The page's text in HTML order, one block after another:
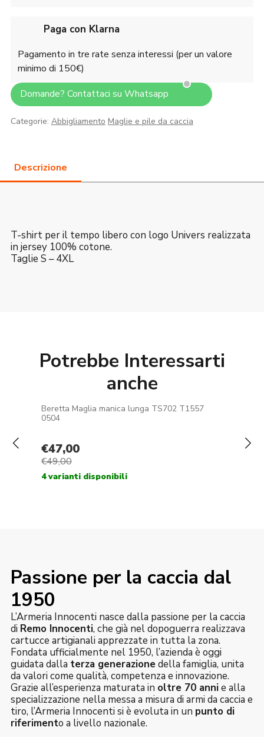
Paga con Klarna
Pagamento in tre rate senza interessi (per un valore
minimo di 150€)
Domande? Contattaci su Whatsapp
Categorie: Abbigliamento Maglie e pile da caccia
T-shirt per il tempo libero con logo Univers realizzata
in jersey 100% cotone.
Taglie S – 4XL
Potrebbe Interessarti
anche
Passione per la caccia dal
1950
L’Armeria Innocenti nasce dalla passione per la caccia
di Remo Innocenti, che già nel dopoguerra realizzava
cartucce artigianali apprezzate in tutta la zona.
Fondata ufficialmente nel 1950, l’azienda è oggi
guidata dalla terza generazionedella famiglia, unita
da valori come qualità, competenza e innovazione.
Grazie all’esperienza maturata in oltre 70 annie alla
specializzazione nella messa a misura di armi da caccia e
tiro, l’Armeria Innocenti si è evoluta in un punto di
riferimento a livello nazionale.